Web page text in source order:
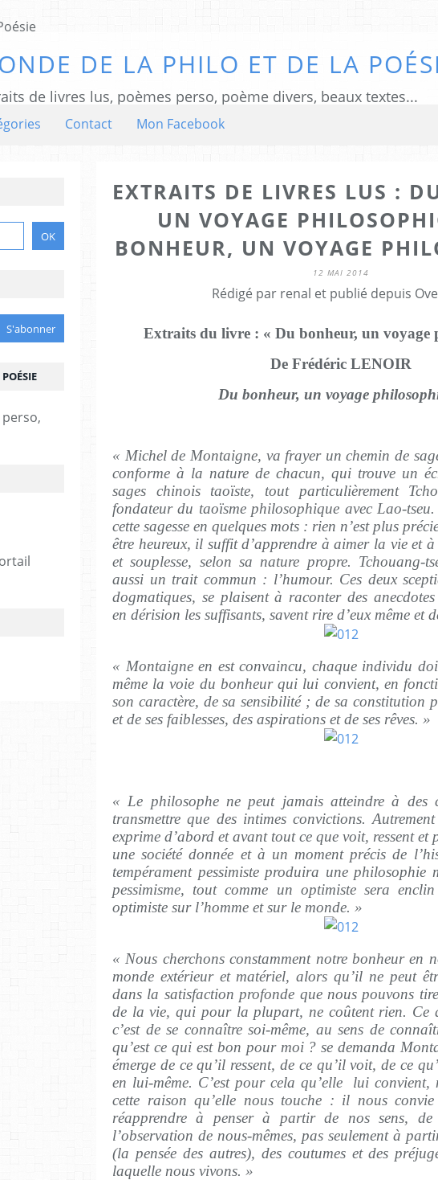
DE LA PHILO ET DE LA
de livres lus, poèmes perso, poème divers, beaux textes...
Contact Mon Facebook
EXTRAITS DE LIVRES LUS :
UN VOYAGE
BONHEUR, UN VOYAGE
12 MAI 2014
Rédigé par renal et publié depuis
Extraits du livre : « Du bonheur, un voyage
De Frédéric LENOIR
Du bonheur, un voyage
« Michel de Montaigne, va frayer un chemin de
conforme à la nature de chacun, qui trouve un
sages chinois taoïste, tout particulièrement
fondateur du taoïsme philosophique avec Lao-
cette sagesse en quelques mots : rien n’est plus
être heureux, il suffit d’apprendre à aimer la vie et
et souplesse, selon sa nature propre. Tchouang-
aussi un trait commun : l’humour. Ces deux
dogmatiques, se plaisent à raconter des
en dérision les suffisants, savent rire d’eux même et
« Montaigne en est convaincu, chaque individu
même la voie du bonheur qui lui convient, en
son caractère, de sa sensibilité ; de sa constitution
et de ses faiblesses, des aspirations et de ses rêves. »
« Le philosophe ne peut jamais atteindre à des
transmettre que des intimes convictions.
exprime d’abord et avant tout ce que voit, ressent et
une société donnée et à un moment précis de
tempérament pessimiste produira une philosophie
pessimisme, tout comme un optimiste sera
optimiste sur l’homme et sur le monde. »
« Nous cherchons constamment notre bonheur en
monde extérieur et matériel, alors qu’il ne peut
dans la satisfaction profonde que nous pouvons
de la vie, qui pour la plupart, ne coûtent rien. Ce
c’est de se connaître soi-même, au sens de
qu’est ce qui est bon pour moi ? se demanda
émerge de ce qu’il ressent, de ce qu’il voit, de ce
en lui-même. C’est pour cela qu’elle lui convient,
cette raison qu’elle nous touche : il nous
réapprendre à penser à partir de nos sens, de
l’observation de nous-mêmes, pas seulement à
(la pensée des autres), des coutumes et des
laquelle nous vivons. »